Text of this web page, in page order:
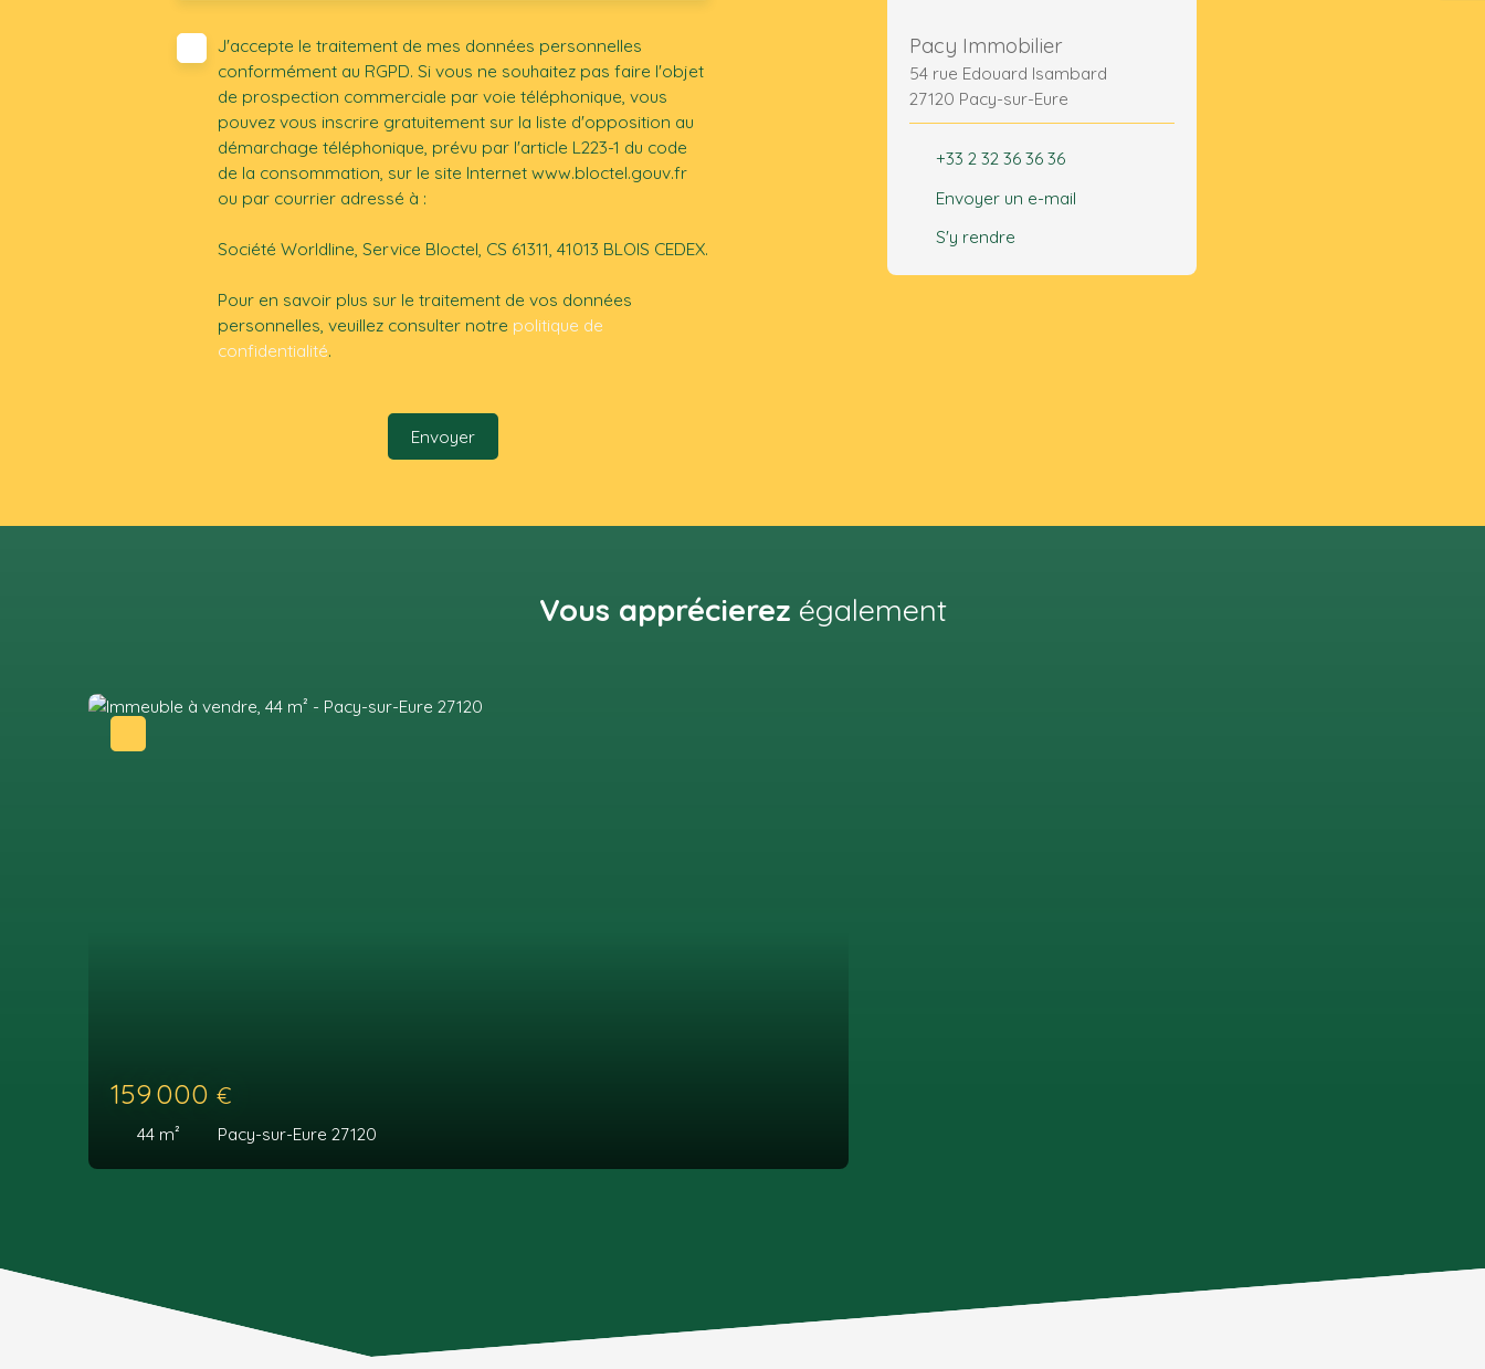
J'accepte le traitement de mes données personnelles
conformément au RGPD. Si vous ne souhaitez pas faire l'objet
de prospection commerciale par voie téléphonique, vous
pouvez vous inscrire gratuitement sur la liste d'opposition au
démarchage téléphonique, prévu par l'article L223-1 du code
de la consommation, sur le site Internet www.bloctel.gouv.fr
ou par courrier adressé à :
Société Worldline, Service Bloctel, CS 61311, 41013 BLOIS CEDEX.
Pour en savoir plus sur le traitement de vos données
personnelles, veuillez consulter notre politique de
confidentialité.
Envoyer
Pacy Immobilier
54 rue Edouard Isambard
27120 Pacy-sur-Eure
+33 2 32 36 36 36
Envoyer un e-mail
S'y rendre
Vous apprécierez également
159 000 €
44 m² Pacy-sur-Eure 27120